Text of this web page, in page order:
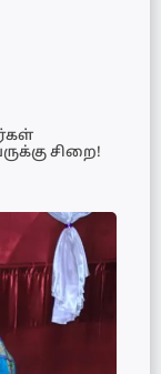
சிறை!